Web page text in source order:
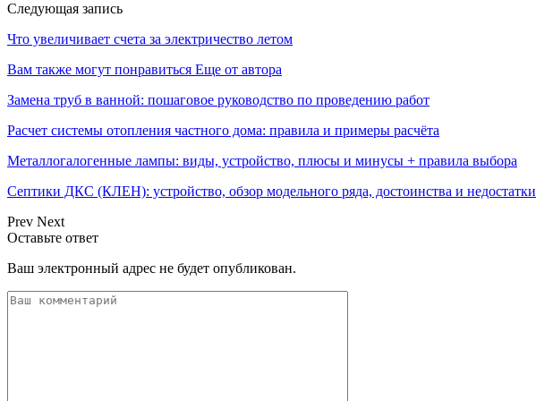
Следующая запись
Что увеличивает счета за электричество летом
Вам также могут понравиться Еще от автора
Замена труб в ванной: пошаговое руководство по проведению работ
Расчет системы отопления частного дома: правила и примеры расчёта
Металлогалогенные лампы: виды, устройство, плюсы и минусы + правила выбора
Септики ДКС (КЛЕН): устройство, обзор модельного ряда, достоинства и недостатки
Prev Next
Оставьте ответ
Ваш электронный адрес не будет опубликован.